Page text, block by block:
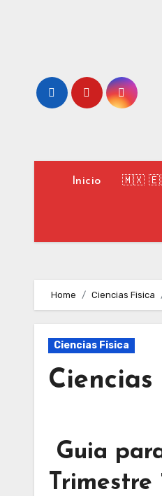
Inicio 🇲🇽 🇪🇸
Home Ciencias Fisica
Ciencias Fisica
Ciencias
Guia